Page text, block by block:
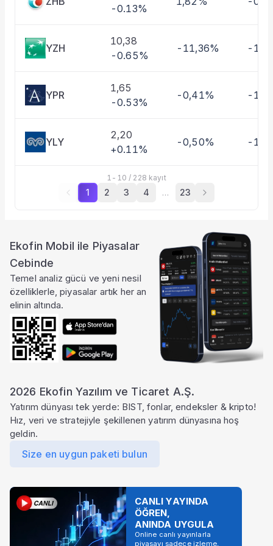
-0.13%
YZH
10,38
-0.65%
-11,36% -
YPR
1,65
-0.53%
-0,41% -
YLY
2,20
+0.11%
-0,50% -
1 - 10 / 228 kayıt
1 2 3 4 … 23
Ekofin Mobil ile Piyasalar
Cebinde
Temel analiz gücü ve yeni nesil
özelliklerle, piyasalar artık her an
elinin altında.
2026 Ekofin Yazılım ve Ticaret A.Ş.
Yatırım dünyası tek yerde: BIST, fonlar, endeksler & kripto!
Hız, veri ve stratejiyle şekillenen yatırım dünyasına hoş
geldin.
Size en uygun paketi bulun
CANLI YAYINDA
ÖĞREN,
ANINDA UYGULA
Online canlı yayınlarla
piyasayı sadece izleme,